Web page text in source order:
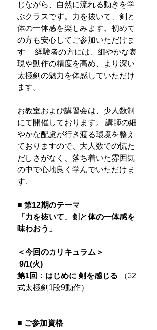
じながら、自然に流れる動きを学
ぶクラスです。力を抜いて、剣と
体の一体感を楽しみます。初めて
の方も安心してご参加いただけま
す。 経験者の方には、細やかな表
現や動作の精度を高め、より深い
太極剣の魅力を体感していただけ
ます。
お教室および講習会は、少人数制
にて開催しております。 講師の細
やかな配慮が行き渡る環境を整え
ておりますので、大人数での慌た
だしさがなく、落ち着いた雰囲気
の中で心地良く学んでいただけま
す。
■ 第12期のテーマ
「力を抜いて、剣と体の一体感を
味わおう」
＜今回のカリキュラム＞
9/1(火)
第1回：はじめに 剣を感じる
（32
式太極剣1段9動作）
■ ご参加資格